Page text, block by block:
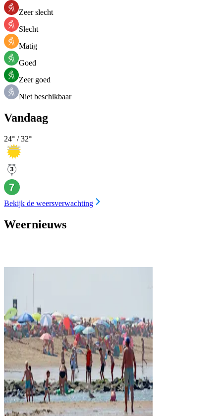
Zeer slecht
Slecht
Matig
Goed
Zeer goed
Niet beschikbaar
Vandaag
24° /32°
Bekijk de weersverwachting
Weernieuws